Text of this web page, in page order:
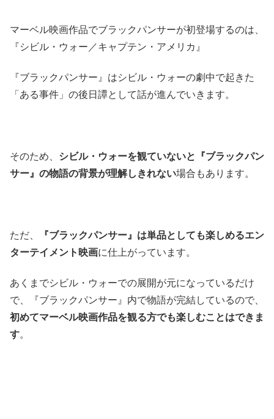
マーベル映画作品でブラックパンサーが初登場するのは、
『シビル・ウォー／キャプテン・アメリカ』
『ブラックパンサー』はシビル・ウォーの劇中で起きた
「ある事件」の後日譚として話が進んでいきます。
そのため、 シビル・ウォーを観ていないと『ブラックパン
サー』の物語の背景が理解しきれない場合もあります。
ただ、
『ブラックパンサー』は単品としても楽しめるエン
ターテイメント映画に仕上がっています。
あくまでシビル・ウォーでの展開が元になっているだけ
で、『ブラックパンサー』内で物語が完結しているので、
初めてマーベル映画作品を観る方でも楽しむことはできま
す。